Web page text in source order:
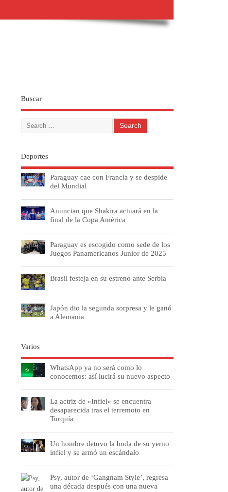
Buscar
Deportes
Paraguay cae con Francia y se despide
del Mundial
Anuncian que Shakira actuará en la
final de la Copa América
Paraguay es escogido como sede de los
Juegos Panamericanos Junior de 2025
Brasil festeja en su estreno ante Serbia
Japón dio la segunda sorpresa y le ganó
a Alemania
Varios
WhatsApp ya no será como lo
conocemos: así lucirá su nuevo aspecto
La actriz de «Infiel» se encuentra
desaparecida tras el terremoto en
Turquía
Un hombre detuvo la boda de su yerno
infiel y se armó un escándalo
Psy, autor de ‘Gangnam Style’, regresa
una década después con una nueva